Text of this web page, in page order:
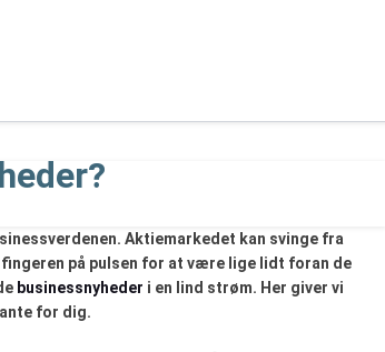
Aktiemarkedet kan svinge fra
fingeren på pulsen for at være lige lidt foran de
businessnyheder i en lind strøm. Her giver vi
for dig.